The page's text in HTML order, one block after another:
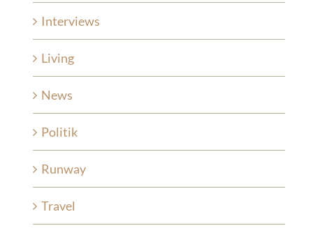
Interviews
Living
News
Politik
Runway
Travel